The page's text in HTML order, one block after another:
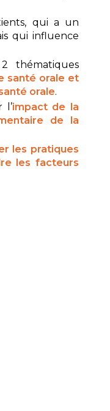
qui a un
qui influence
thématiques
santé orale et
orale.
l’impact de la
de la
les pratiques
les facteurs